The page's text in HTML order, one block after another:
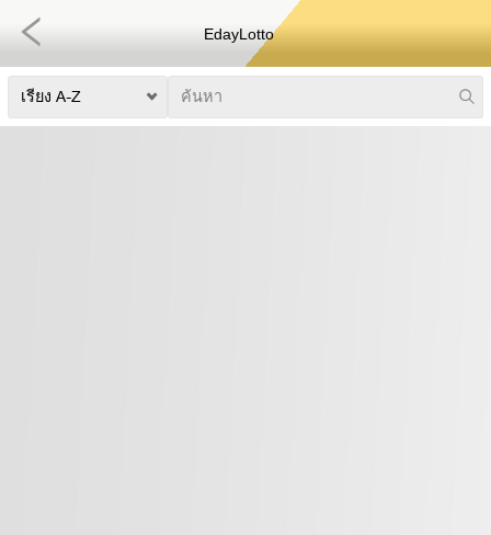
EdayLotto